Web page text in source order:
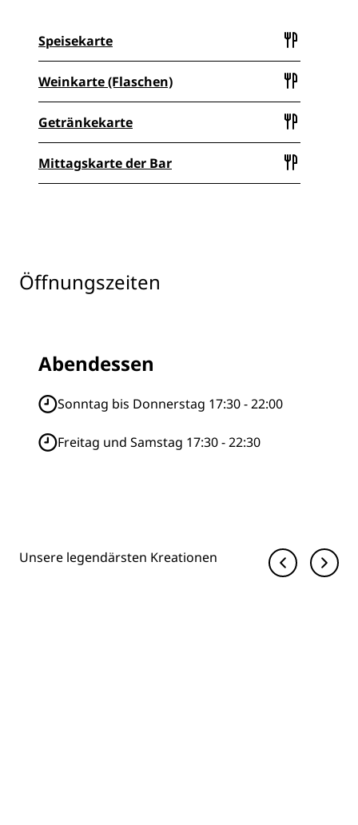
Speisekarte
Weinkarte (Flaschen)
Getränkekarte
Mittagskarte der Bar
Öffnungszeiten
Abendessen
Sonntag bis Donnerstag 17:30 - 22:00
Freitag und Samstag 17:30 - 22:30
Unsere legendärsten Kreationen